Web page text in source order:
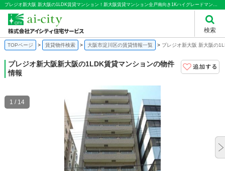
検索
プレジオ新大阪 新大阪の1LDK賃貸マンション！新大阪賃貸マンション全戸南向き1Kハイグレードマンション バストイレセパレート転勤者向け｜株式会社アイシティ住宅サービス
TOPページ 賃貸物件検索 大阪市淀川区の賃貸情報一覧 プレジオ新大阪 新大阪の
プレジオ新大阪新大阪の1LDK賃貸マンションの物件
情報
1 / 14